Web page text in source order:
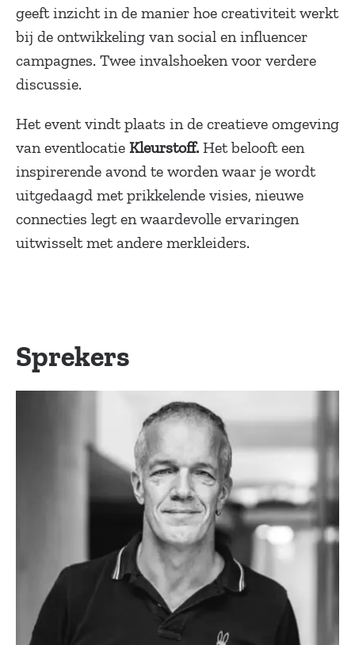
geeft inzicht in de manier hoe creativiteit werkt
bij de ontwikkeling van social en influencer
campagnes. Twee invalshoeken voor verdere
discussie.
Het event vindt plaats in de creatieve omgeving
van eventlocatie Kleurstoff. Het belooft een
inspirerende avond te worden waar je wordt
uitgedaagd met prikkelende visies, nieuwe
connecties legt en waardevolle ervaringen
uitwisselt met andere merkleiders.
Sprekers